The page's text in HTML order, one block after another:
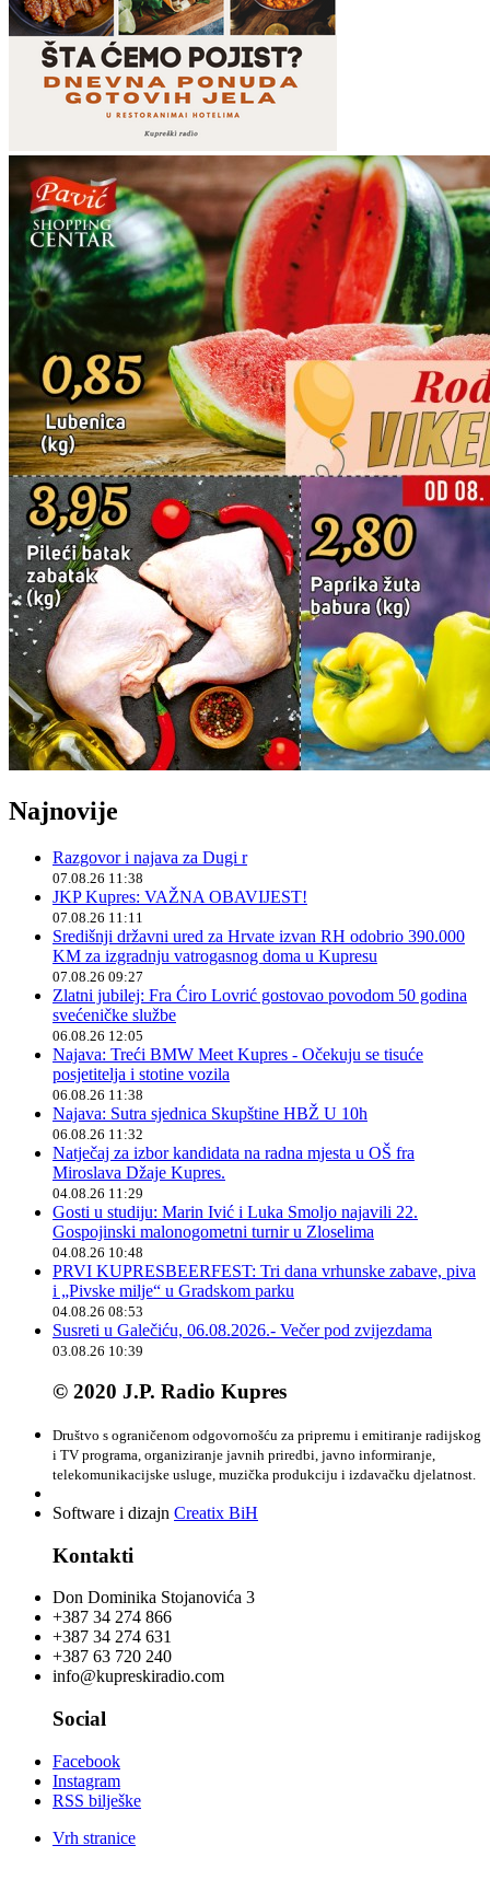
Najnovije
Razgovor i najava za Dugi r
07.08.26 11:38
JKP Kupres: VAŽNA OBAVIJEST!
07.08.26 11:11
Središnji državni ured za Hrvate izvan RH odobrio 390.000
KM za izgradnju vatrogasnog doma u Kupresu
07.08.26 09:27
Zlatni jubilej: Fra Ćiro Lovrić gostovao povodom 50 godina
svećeničke službe
06.08.26 12:05
Najava: Treći BMW Meet Kupres - Očekuju se tisuće
posjetitelja i stotine vozila
06.08.26 11:38
Najava: Sutra sjednica Skupštine HBŽ U 10h
06.08.26 11:32
Natječaj za izbor kandidata na radna mjesta u OŠ fra
Miroslava Džaje Kupres.
04.08.26 11:29
Gosti u studiju: Marin Ivić i Luka Smoljo najavili 22.
Gospojinski malonogometni turnir u Zloselima
04.08.26 10:48
PRVI KUPRESBEERFEST: Tri dana vrhunske zabave, piva
i „Pivske milje“ u Gradskom parku
04.08.26 08:53
Susreti u Galečiću, 06.08.2026.- Večer pod zvijezdama
03.08.26 10:39
© 2020 J.P. Radio Kupres
Društvo s ograničenom odgovornošću za pripremu i emitiranje radijskog
i TV programa, organiziranje javnih priredbi, javno informiranje,
telekomunikacijske usluge, muzička produkciju i izdavačku djelatnost.
Software i dizajn Creatix BiH
Kontakti
Don Dominika Stojanovića 3
+387 34 274 866
+387 34 274 631
+387 63 720 240
info@kupreskiradio.com
Social
Facebook
Instagram
RSS bilješke
Vrh stranice